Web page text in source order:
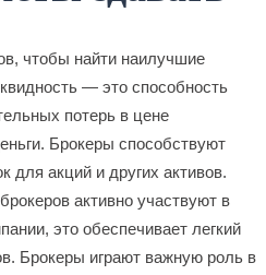
чтобы найти наилучшие
— это способность
потерь в цене
Брокеры способствуют
для акций и других активов.
активно участвуют в
это обеспечивает легкий
Брокеры играют важную роль в